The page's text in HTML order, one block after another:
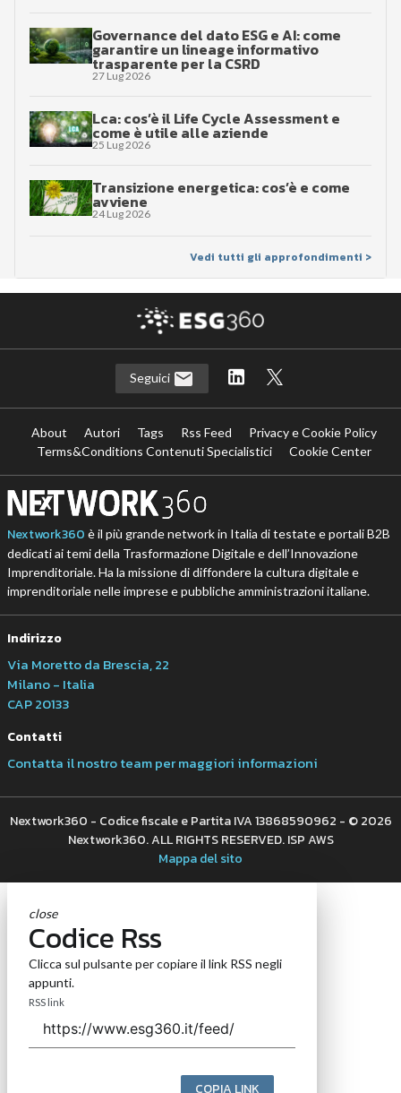
Governance del dato ESG e AI: come
garantire un lineage informativo
trasparente per la CSRD
27 Lug 2026
Lca: cos’è il Life Cycle Assessment e
come è utile alle aziende
25 Lug 2026
Transizione energetica: cos’è e come
avviene
24 Lug 2026
Vedi tutti gli approfondimenti >
Seguici
About Autori Tags Rss Feed
Privacy e Cookie Policy
Terms&Conditions Contenuti Specialistici
Cookie Center
Nextwork360 è il più grande network in Italia di testate e portali B2B
dedicati ai temi della Trasformazione Digitale e dell’Innovazione
Imprenditoriale. Ha la missione di diffondere la cultura digitale e
imprenditoriale nelle imprese e pubbliche amministrazioni italiane.
Indirizzo
Via Moretto da Brescia, 22
Milano - Italia
CAP 20133
Contatti
Contatta il nostro team per maggiori informazioni
Nextwork360 - Codice fiscale e Partita IVA 13868590962 - © 2026
Nextwork360. ALL RIGHTS RESERVED. ISP AWS
Mappa del sito
close
Codice Rss
Clicca sul pulsante per copiare il link RSS negli
appunti.
RSS link
COPIA LINK